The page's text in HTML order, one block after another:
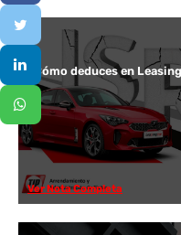
¿Cómo deduces en
Ver Nota Completa